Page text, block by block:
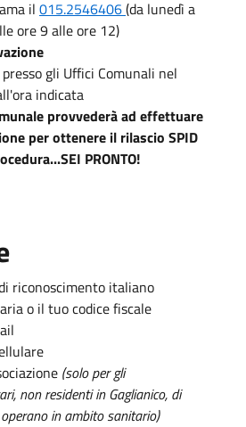
il 015.2546406(da lunedì a
ore 9 alle ore 12)
gli Uffici Comunali nel
indicata
provvederà ad effettuare
per ottenere il rilascio SPID
PRONTO!
riconoscimento italiano
o il tuo codice fiscale
(solo per gli
non residenti in Gaglianico, di
in ambito sanitario)